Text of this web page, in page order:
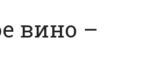
вино –